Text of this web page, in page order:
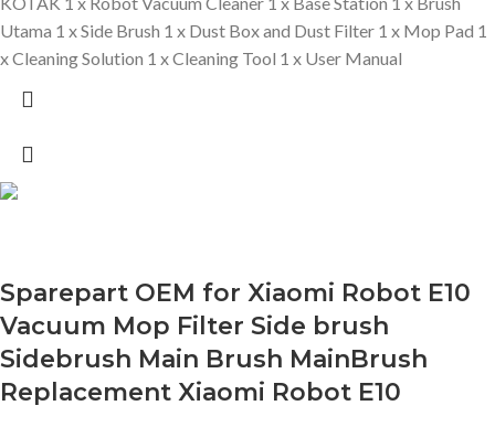
Utama 1 x Side Brush 1 x Dust Box and Dust Filter 1 x Mop Pad 1
x Cleaning Solution 1 x Cleaning Tool 1 x User Manual
Sparepart OEM for Xiaomi Robot E10
Vacuum Mop Filter Side brush
Sidebrush Main Brush MainBrush
Replacement Xiaomi Robot E10